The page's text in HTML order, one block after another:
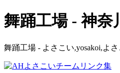
舞踊工場 - 神奈
舞踊工場 - よさこい,yosakoi,よ